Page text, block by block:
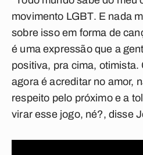
movimento LGBT. E nada
sobre isso em forma de
é uma expressão que a
positiva, pra cima, otimista.
agora é acreditar no amor,
respeito pelo próximo e a
virar esse jogo, né?, disse